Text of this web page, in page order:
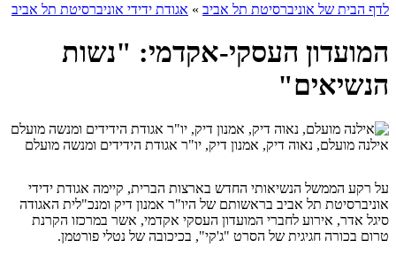
לדף הבית של אוניברסיטת תל אביב » אגודת ידידי אוניברסיטת תל אביב
המועדון העסקי-אקדמי: "נשות
הנשיאים"
אילנה מועלם, נאוה דיק, אמנון דיק, יו"ר אגודת הידידים ומנשה מועלם
על רקע הממשל הנשיאותי החדש בארצות הברית, קיימה אגודת ידידי
אוניברסיטת תל אביב בראשותם של היו"ר אמנון דיק ומנכ"לית האגודה
סיגל אדר, אירוע לחברי המועדון העסקי אקדמי, אשר במרכזו הקרנת
טרום בכורה חגיגית של הסרט "ג'קי", בכיכובה של נטלי פורטמן.